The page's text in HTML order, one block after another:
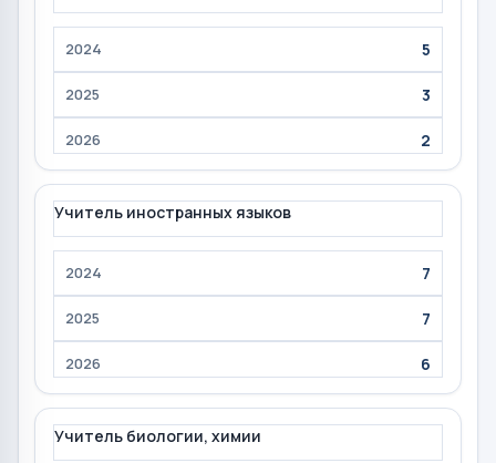
5
3
2
Учитель иностранных языков
7
7
6
Учитель биологии, химии